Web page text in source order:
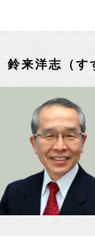
鈴来洋志（す